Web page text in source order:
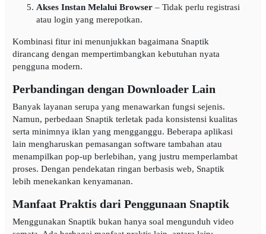
Akses Instan Melalui Browser– Tidak perlu registrasi
atau login yang merepotkan.
Kombinasi fitur ini menunjukkan bagaimana Snaptik
dirancang dengan mempertimbangkan kebutuhan nyata
pengguna modern.
Perbandingan dengan Downloader Lain
Banyak layanan serupa yang menawarkan fungsi sejenis.
Namun, perbedaan Snaptik terletak pada konsistensi kualitas
serta minimnya iklan yang mengganggu. Beberapa aplikasi
lain mengharuskan pemasangan software tambahan atau
menampilkan pop-up berlebihan, yang justru memperlambat
proses. Dengan pendekatan ringan berbasis web, Snaptik
lebih menekankan kenyamanan.
Manfaat Praktis dari Penggunaan Snaptik
Menggunakan Snaptik bukan hanya soal mengunduh video